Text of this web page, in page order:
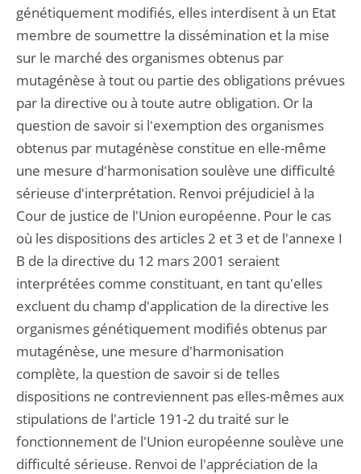
génétiquement modifiés, elles interdisent à un Etat
membre de soumettre la dissémination et la mise
sur le marché des organismes obtenus par
mutagénèse à tout ou partie des obligations prévues
par la directive ou à toute autre obligation. Or la
question de savoir si l'exemption des organismes
obtenus par mutagénèse constitue en elle-même
une mesure d'harmonisation soulève une difficulté
sérieuse d'interprétation. Renvoi préjudiciel à la
Cour de justice de l'Union européenne. Pour le cas
où les dispositions des articles 2 et 3 et de l'annexe I
B de la directive du 12 mars 2001 seraient
interprétées comme constituant, en tant qu'elles
excluent du champ d'application de la directive les
organismes génétiquement modifiés obtenus par
mutagénèse, une mesure d'harmonisation
complète, la question de savoir si de telles
dispositions ne contreviennent pas elles-mêmes aux
stipulations de l'article 191-2 du traité sur le
fonctionnement de l'Union européenne soulève une
difficulté sérieuse. Renvoi de l'appréciation de la